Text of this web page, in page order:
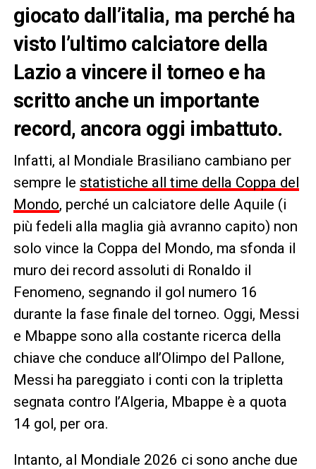
giocato dall’italia, ma perché ha
visto l’ultimo calciatore della
Lazio a vincere il torneo e ha
scritto anche un importante
record, ancora oggi imbattuto.
Infatti, al Mondiale Brasiliano cambiano per
sempre le statistiche all time della Coppa del
Mondo, perché un calciatore delle Aquile (i
più fedeli alla maglia già avranno capito) non
solo vince la Coppa del Mondo, ma sfonda il
muro dei record assoluti di Ronaldo il
Fenomeno, segnando il gol numero 16
durante la fase finale del torneo. Oggi, Messi
e Mbappe sono alla costante ricerca della
chiave che conduce all’Olimpo del Pallone,
Messi ha pareggiato i conti con la tripletta
segnata contro l’Algeria, Mbappe è a quota
14 gol, per ora.
Intanto, al Mondiale 2026 ci sono anche due